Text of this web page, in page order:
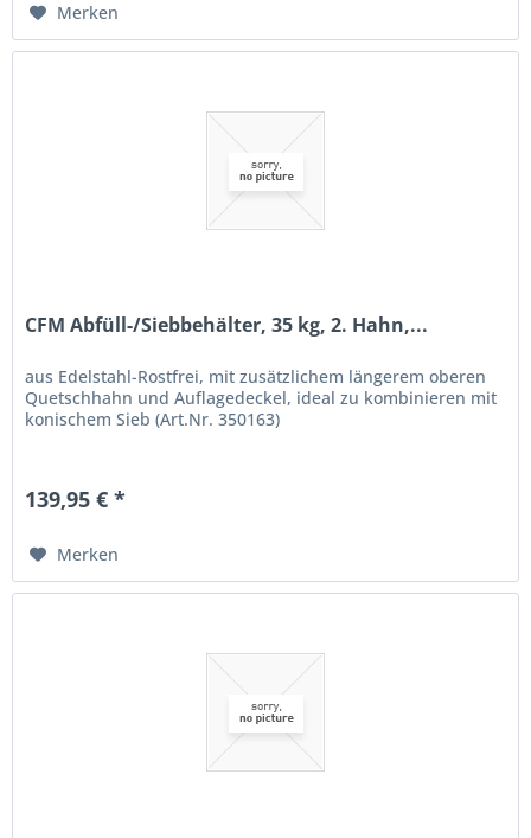
Merken
CFM Abfüll-/Siebbehälter, 35 kg, 2. Hahn,...
aus Edelstahl-Rostfrei, mit zusätzlichem längerem oberen
Quetschhahn und Auflagedeckel, ideal zu kombinieren mit
konischem Sieb (Art.Nr. 350163)
139,95 € *
Merken